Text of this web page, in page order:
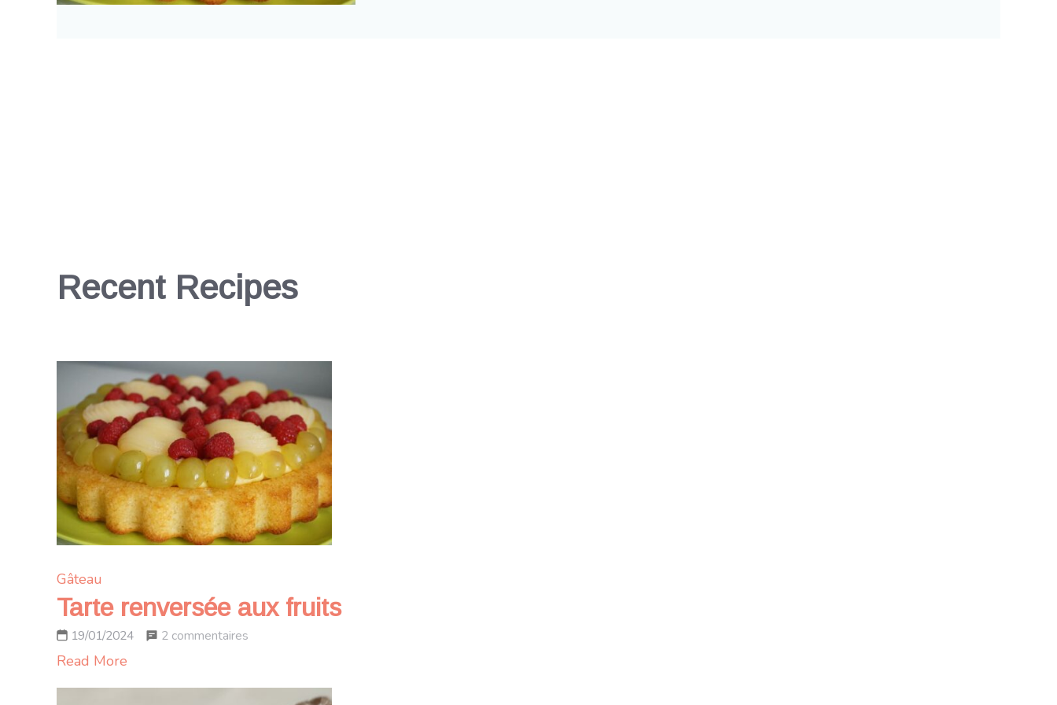
Recent Recipes
Gâteau
Tarte renversée aux fruits
19/01/2024 2 commentaires
renversée
Read More